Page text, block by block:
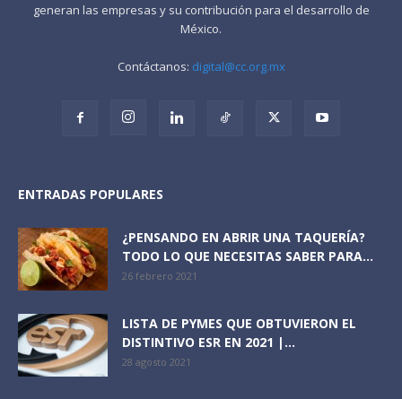
generan las empresas y su contribución para el desarrollo de
México.
Contáctanos: digital@cc.org.mx
ENTRADAS POPULARES
¿PENSANDO EN ABRIR UNA TAQUERÍA?
TODO LO QUE NECESITAS SABER PARA...
26 febrero 2021
LISTA DE PYMES QUE OBTUVIERON EL
DISTINTIVO ESR EN 2021 |...
28 agosto 2021